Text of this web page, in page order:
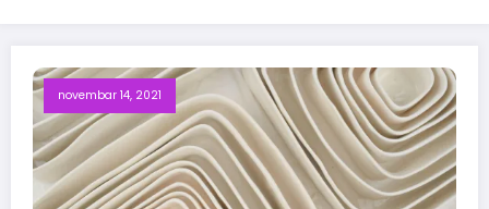
novembar 14, 2021